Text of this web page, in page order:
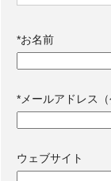
*お名前
*メールアドレス（
ウェブサイト